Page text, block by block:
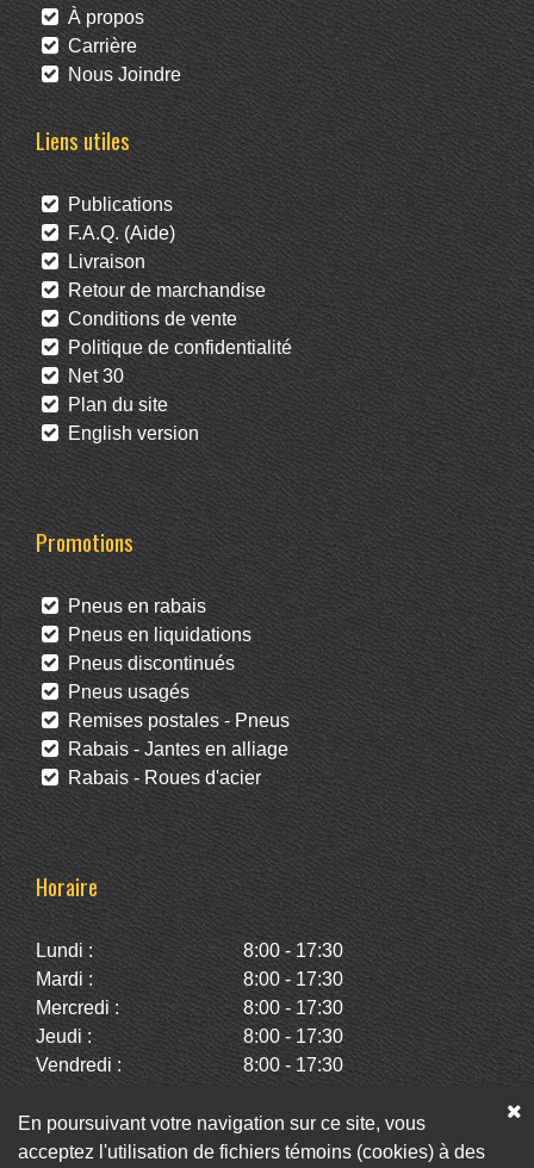
À propos
Carrière
Nous Joindre
Liens utiles
Publications
F.A.Q. (Aide)
Livraison
Retour de marchandise
Conditions de vente
Politique de confidentialité
Net 30
Plan du site
English version
Promotions
Pneus en rabais
Pneus en liquidations
Pneus discontinués
Pneus usagés
Remises postales - Pneus
Rabais - Jantes en alliage
Rabais - Roues d'acier
Horaire
Lundi :
8:00 - 17:30
Mardi :
8:00 - 17:30
Mercredi :
8:00 - 17:30
Jeudi :
8:00 - 17:30
Vendredi :
8:00 - 17:30
Dimanche :
Fermé
En poursuivant votre navigation sur ce site, vous
acceptez l'utilisation de fichiers témoins (cookies) à des